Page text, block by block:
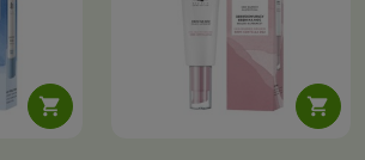
 